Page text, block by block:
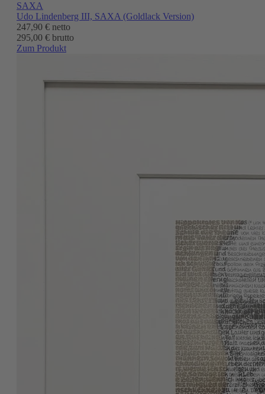
SAXA
Udo Lindenberg III, SAXA (Goldlack Version)
247,90 € netto
295,00 € brutto
Zum Produkt